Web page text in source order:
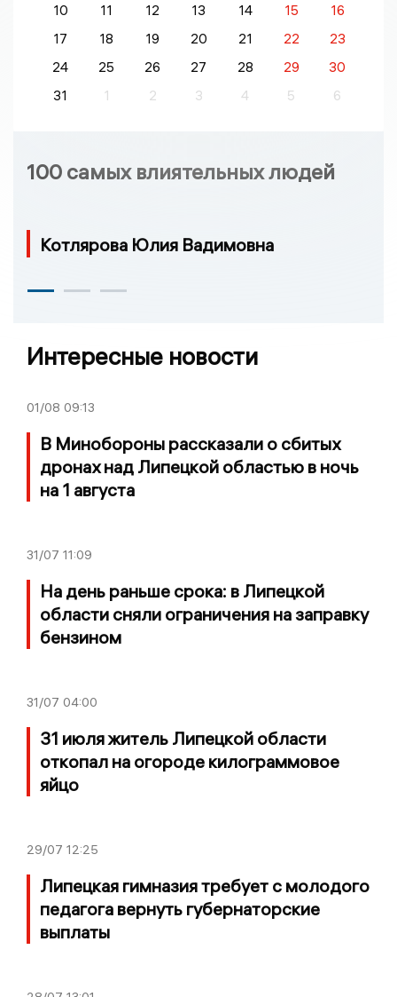
10
11 12 13 14 15
16
17
18 19 20 21 22
23
24
25 26 27 28 29
30
31
1 2 3 4 5 6
100 самых влиятельных людей
Котлярова Юлия Вадимовна
Интересные новости
01/08 09:13
В Минобороны рассказали о сбитых
дронах над Липецкой областью в ночь
на 1 августа
31/07 11:09
На день раньше срока: в Липецкой
области сняли ограничения на заправку
бензином
31/07 04:00
31 июля житель Липецкой области
откопал на огороде килограммовое
яйцо
29/07 12:25
Липецкая гимназия требует с молодого
педагога вернуть губернаторские
выплаты